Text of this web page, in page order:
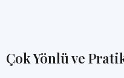
Çok Yönlü ve